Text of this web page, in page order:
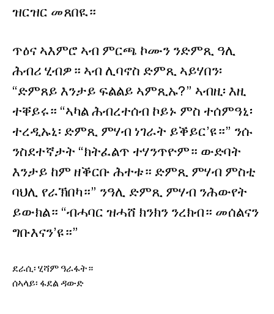
ዝርዝር መጸበዪ።
ጥዕና ኣእምሮ ኣብ ምርጫ ኮሙን ንድምጺ ዓሊ
ሕብሪ ሂብዎ። ኣብ ሊባኖስ ድምጺ ኣይሃበን፡
“ድምጸይ እንታይ ፍልልይ ኣምጺኡ?” ኣብዚ፡ እዚ
ተቐይሩ። “ኣካል ሕብረተሰብ ኮይኑ ምስ ተሰምዓኒ፡
ተረዲኡኒ፡ ድምጺ ምሃብ ነገራት ይቕይር’ዩ።” ንሱ
ንስደተኛታት “ክትፈልጥ ተሃንጥዮም። ውድባት
እንታይ ከም ዘቕርቡ ሕተቱ። ድምጺ ምሃብ ምስቲ
ባህሊ የራኽበካ።” ንዓሊ ድምጺ ምሃብ ንሕውየት
ይውክል። “ብሓባር ዝሓሸ ክንክን ንረክብ። መሰልናን
ግቡእናን’ዩ።”
ደራሲ፡ ሂሻም ዓራፋት።
ሰኣላይ፡ ፋደል ዳውድ